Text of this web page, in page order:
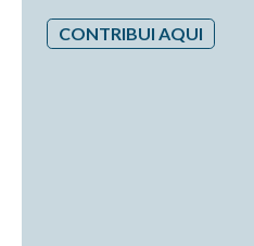
CONTRIBUI AQUI